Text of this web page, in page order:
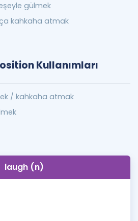
gülmek
kahkaha atmak
Kullanımları
/ kahkaha atmak
laugh (n)